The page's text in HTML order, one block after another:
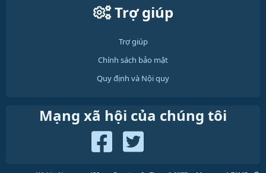
Trợ giúp
Trợ giúp
Chính sách bảo mật
Quy định và Nội quy
Mạng xã hội của chúng tôi